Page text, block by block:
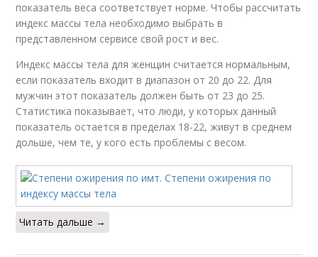
показатель веса соответствует норме. Чтобы рассчитать
индекс массы тела необходимо выбрать в
представленном сервисе свой рост и вес.
Индекс массы тела для женщин считается нормальным,
если показатель входит в диапазон от 20 до 22. Для
мужчин этот показатель должен быть от 23 до 25.
Статистика показывает, что люди, у которых данный
показатель остается в пределах 18-22, живут в среднем
дольше, чем те, у кого есть проблемы с весом.
Читать дальше →